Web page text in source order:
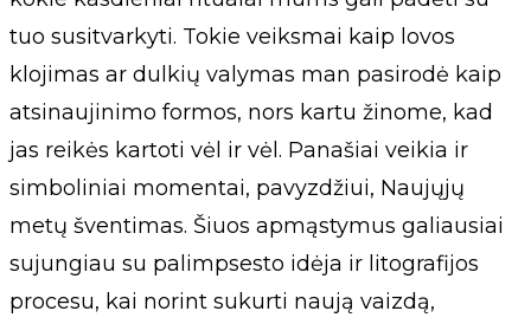
tuo susitvarkyti. Tokie veiksmai kaip lovos
klojimas ar dulkių valymas man pasirodė kaip
atsinaujinimo formos, nors kartu žinome, kad
jas reikės kartoti vėl ir vėl. Panašiai veikia ir
simboliniai momentai, pavyzdžiui, Naujųjų
metų šventimas. Šiuos apmąstymus galiausiai
sujungiau su palimpsesto idėja ir litografijos
procesu, kai norint sukurti naują vaizdą,